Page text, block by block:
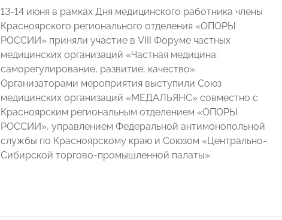
13-14 июня в рамках Дня медицинского работника члены
Красноярского регионального отделения «ОПОРЫ
РОССИИ» приняли участие в VIII Форуме частных
медицинских организаций «Частная медицина:
саморегулирование, развитие, качество».
Организаторами мероприятия выступили Союз
медицинских организаций «МЕДАЛЬЯНС» совместно с
Красноярским региональным отделением «ОПОРЫ
РОССИИ», управлением Федеральной антимонопольной
службы по Красноярскому краю и Союзом «Центрально-
Сибирской торгово-промышленной палаты».